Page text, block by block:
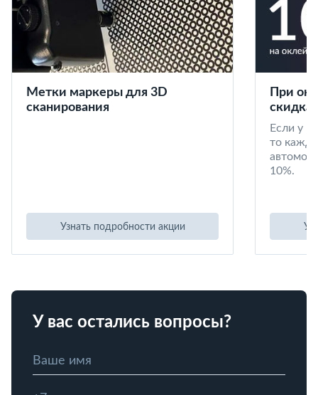
Метки маркеры для 3D
сканирования
Узнать подробности акции
При
скидка
Если у
то
10%.
У вас остались вопросы?